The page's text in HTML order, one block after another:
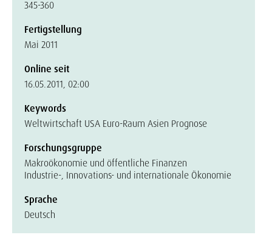
345-360
Fertigstellung
Mai 2011
Online seit
16.05.2011, 02:00
Keywords
Weltwirtschaft USA Euro-Raum Asien Prognose
Forschungsgruppe
Makroökonomie und öffentliche Finanzen
Industrie-, Innovations- und internationale Ökonomie
Sprache
Deutsch